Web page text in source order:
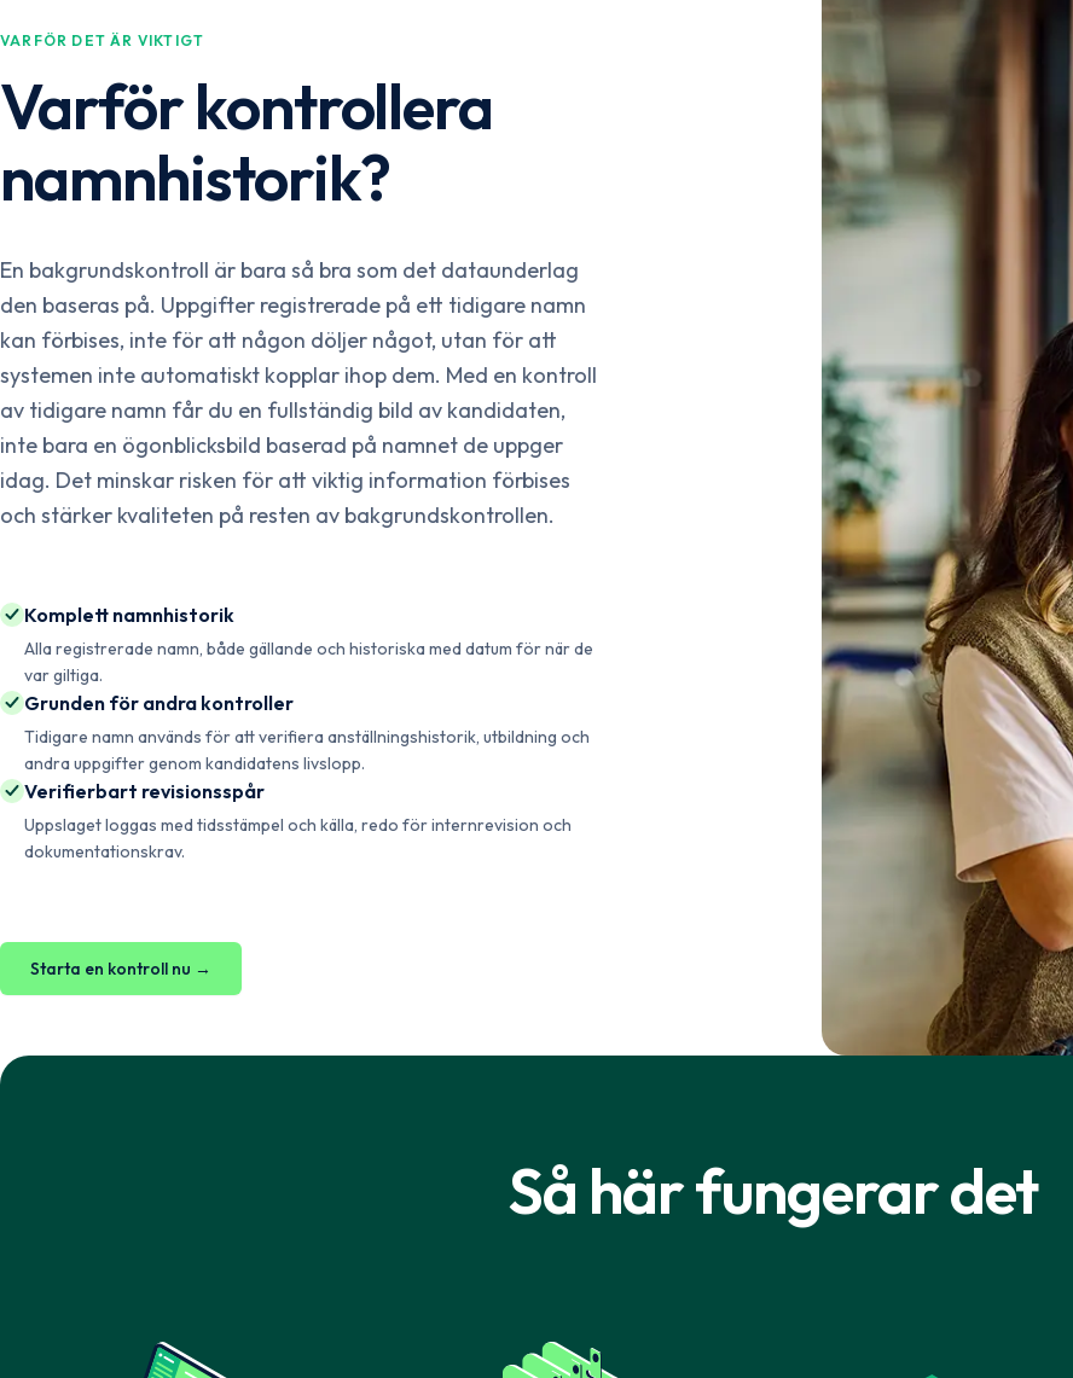
VARFÖR DET ÄR VIKTIGT
Varför kontrollera
namnhistorik?
En bakgrundskontroll är bara så bra som det dataunderlag
den baseras på. Uppgifter registrerade på ett tidigare namn
kan förbises, inte för att någon döljer något, utan för att
systemen inte automatiskt kopplar ihop dem. Med en kontroll
av tidigare namn får du en fullständig bild av kandidaten,
inte bara en ögonblicksbild baserad på namnet de uppger
idag. Det minskar risken för att viktig information förbises
och stärker kvaliteten på resten av bakgrundskontrollen.
Komplett namnhistorik
Alla registrerade namn, både gällande och historiska med datum för när de
var giltiga.
Grunden för andra kontroller
Tidigare namn används för att verifiera anställningshistorik, utbildning och
andra uppgifter genom kandidatens livslopp.
Verifierbart revisionsspår
Uppslaget loggas med tidsstämpel och källa, redo för internrevision och
dokumentationskrav.
Starta en kontroll nu →
Så här fungerar det